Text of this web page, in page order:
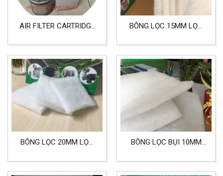
AIR FILTER CARTRIDGE
ĐẦU REN 1-1/4 INCH
BÔNG LỌC 15MM LỌC
PHÒNG SƠN, NHÀ MÁY
GỖ VÀ ỐNG KHÓI
BÔNG LỌC 20MM LỌC
PHÒNG SƠN
BÔNG LỌC BỤI 10MM
NGHIỆP